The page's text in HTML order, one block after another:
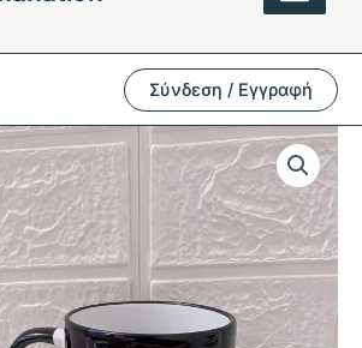
Σύνδεση / Εγγραφή